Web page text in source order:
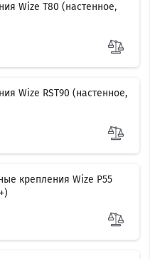
Wize T80 (настенное,
Wize RST90 (настенное,
крепления Wize P55